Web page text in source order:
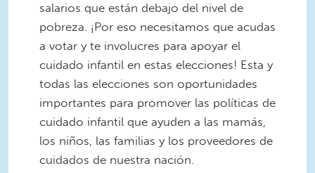
salarios que están debajo del nivel de
pobreza. ¡Por eso necesitamos que acudas
a votar y te involucres para apoyar el
cuidado infantil en estas elecciones! Esta y
todas las elecciones son oportunidades
importantes para promover las políticas de
cuidado infantil que ayuden a las mamás,
los niños, las familias y los proveedores de
cuidados de nuestra nación.